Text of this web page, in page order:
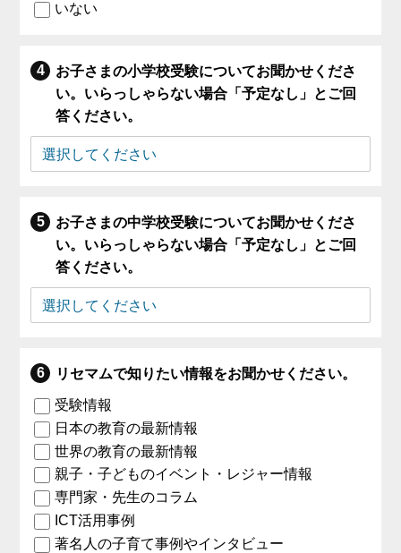
いない
お子さまの小学校受験についてお聞かせくださ
い。いらっしゃらない場合「予定なし」とご回
答ください。
お子さまの中学校受験についてお聞かせくださ
い。いらっしゃらない場合「予定なし」とご回
答ください。
リセマムで知りたい情報をお聞かせください。
受験情報
日本の教育の最新情報
世界の教育の最新情報
親子・子どものイベント・レジャー情報
専門家・先生のコラム
ICT活用事例
著名人の子育て事例やインタビュー